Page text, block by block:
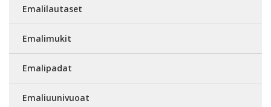
Emalilautaset
Emalimukit
Emalipadat
Emaliuunivuoat